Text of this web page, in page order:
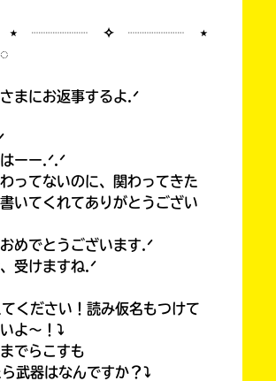
⋆ ┈┈┈┈ ✧ ┈┈┈┈ ⋆
まにお返事するよ.ᐟ
ーー.ᐟ.ᐟ
ってないのに、関わってきた
いてくれてありがとうござい
めでとうございます.ᐟ
受けますね.ᐟ
ください！読み仮名もつけて
よ〜！⤵︎
でらこすも
武器はなんですか？⤵︎